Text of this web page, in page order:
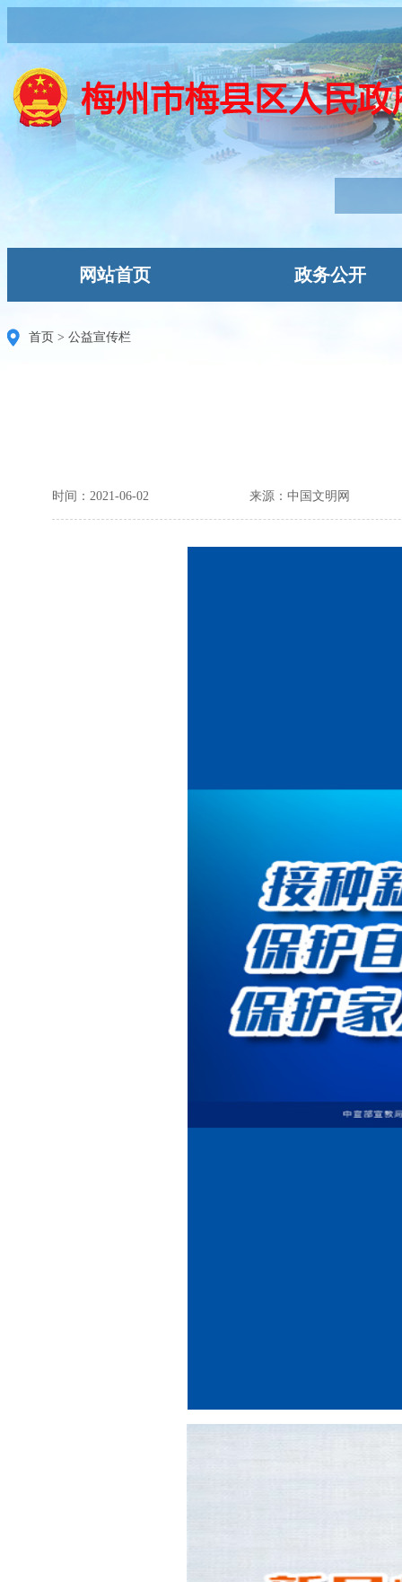
网站首页 政务公开
首页 > 公益宣传栏
时间：2021-06-02 来源：中国文明网